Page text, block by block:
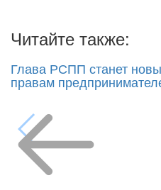
Читайте также:
Глава РСПП станет
правам